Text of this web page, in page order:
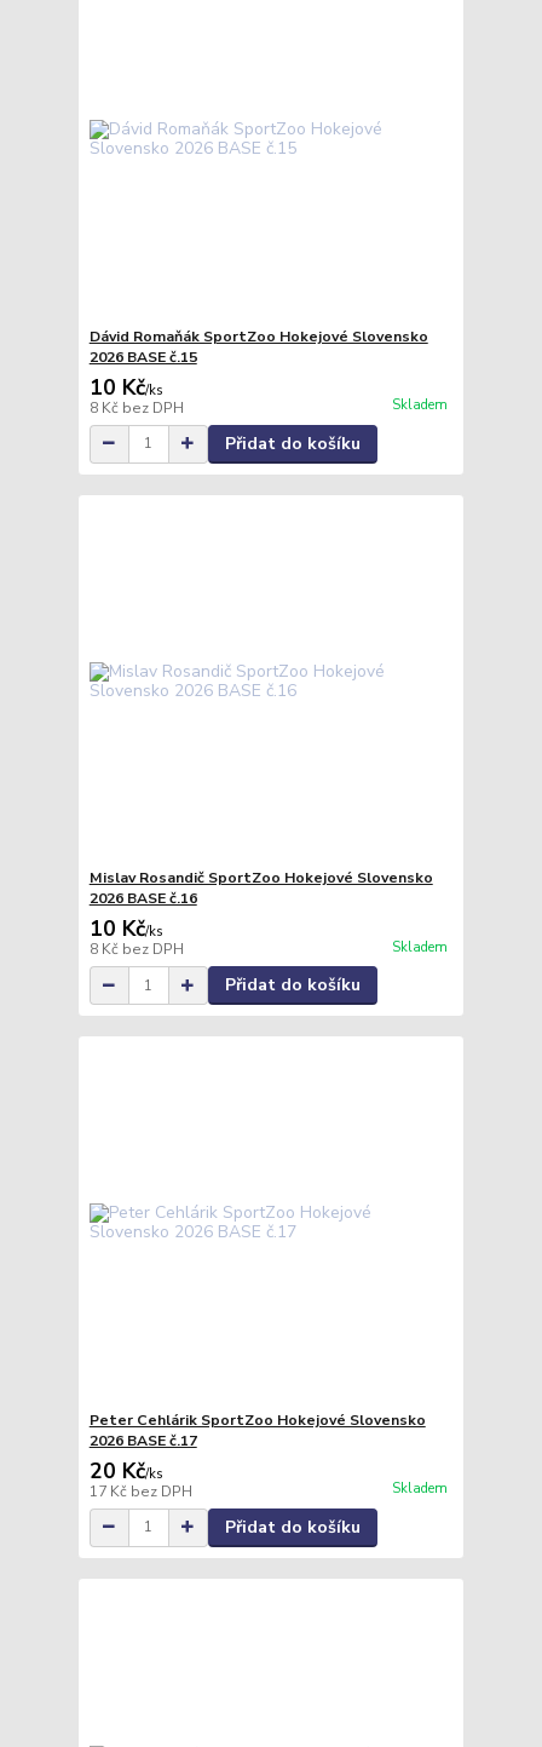
Dávid Romaňák SportZoo Hokejové Slovensko
2026 BASE č.15
10 Kč/ks
8 Kč bez DPH Skladem
Přidat do košíku
Mislav Rosandič SportZoo Hokejové Slovensko
2026 BASE č.16
10 Kč/ks
8 Kč bez DPH Skladem
Přidat do košíku
Peter Cehlárik SportZoo Hokejové Slovensko
2026 BASE č.17
20 Kč/ks
17 Kč bez DPH Skladem
Přidat do košíku